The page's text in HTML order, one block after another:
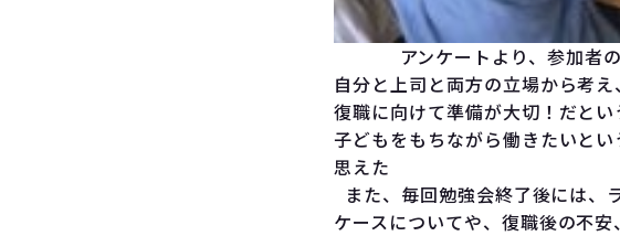
アンケートより、参加者の
自分と上司と両方の立場から考
復職に向けて準備が大切！だと
子どもをもちながら働きたいと
思えた
また、毎回勉強会終了後には、
ケースについてや、復職後の不